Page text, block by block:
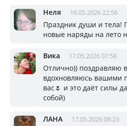
Неля 16.05.2026 22:56
Праздник души и тела!
новые наряды на лето
Вика 17.05.2026 07:58
Отлично)) поздравляю
вдохновляюсь вашими
вас🌷 и это даёт силы
собой)
ЛАНА 17.05.2026 08:23